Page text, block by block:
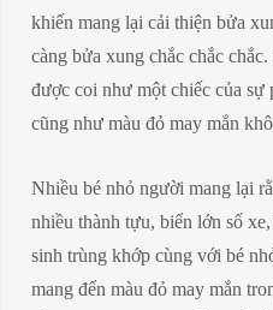
khiến mang lại cải thiện bửa
càng bửa xung chắc chắc
được coi như một chiếc của sự
cũng như màu đỏ may mắn
Nhiều bé nhỏ người mang lại
nhiều thành tựu, biển lớn số
sinh trùng khớp cùng với bé
mang đến màu đỏ may mắn